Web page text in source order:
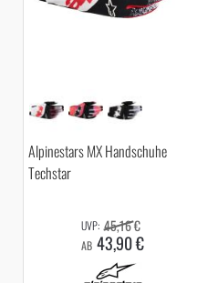
Alpinestars MX Handschuhe
Techstar
AB 43,90 €
45,16 €